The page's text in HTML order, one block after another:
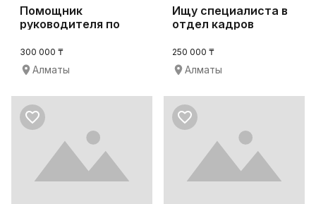
Помощник
руководителя по
300 000 ₸
Алматы
Ищу специалиста в
отдел кадров
250 000 ₸
Алматы